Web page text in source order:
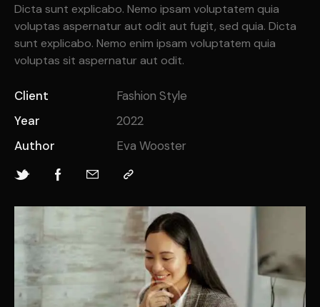
Dicta sunt explicabo. Nemo ipsam voluptatem quia
voluptas aspernatur aut odit aut fugit, sed quia. Dicta
sunt explicabo. Nemo enim ipsam voluptatem quia
voluptas sit aspernatur aut odit.
Client
Fashion Style
Year
2022
Author
Eva Wooster